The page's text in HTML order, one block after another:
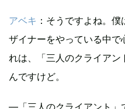
アベキ ：そうですよね。
ザイナーをやっている中
れは、「三人のクライア
んですけど。